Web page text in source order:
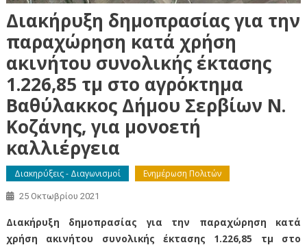
Διακήρυξη δημοπρασίας για την
παραχώρηση κατά χρήση
ακινήτου συνολικής έκτασης
1.226,85 τμ στο αγρόκτημα
Βαθύλακκος Δήμου Σερβίων Ν.
Κοζάνης, για μονοετή
καλλιέργεια
Διακηρύξεις - Διαγωνισμοί Ενημέρωση Πολιτών
25 Οκτωβρίου 2021
Διακήρυξη δημοπρασίας για την παραχώρηση κατά
χρήση ακινήτου συνολικής έκτασης 1.226,85 τμ στο